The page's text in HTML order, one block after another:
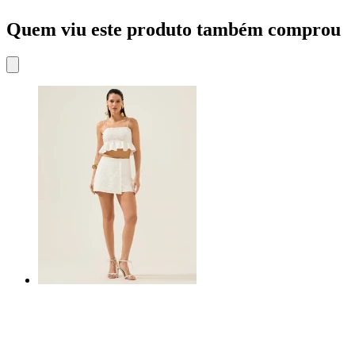
Quem viu este produto também comprou